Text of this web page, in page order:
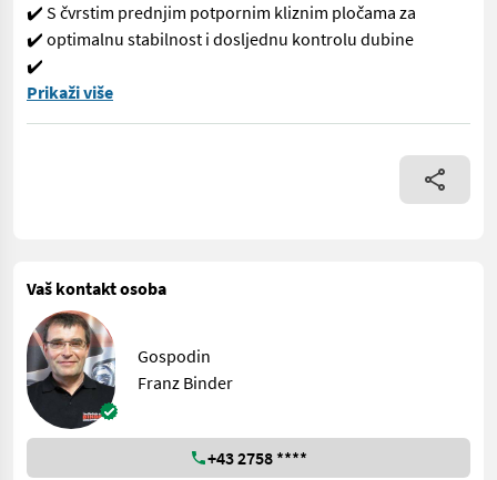
✔️ S čvrstim prednjim potpornim kliznim pločama za
✔️ optimalnu stabilnost i dosljednu kontrolu dubine
✔️
✨ RINIERI Međukrovna rotacijska drljača POSEBNA
Prikaži više
Vaš kontakt osoba
Gospodin
Franz Binder
+43 2758 ****